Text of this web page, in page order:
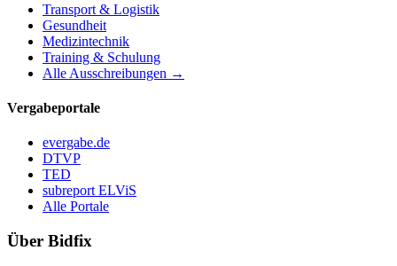
Transport & Logistik
Gesundheit
Medizintechnik
Training & Schulung
Alle Ausschreibungen →
Vergabeportale
evergabe.de
DTVP
TED
subreport ELViS
Alle Portale
Über Bidfix